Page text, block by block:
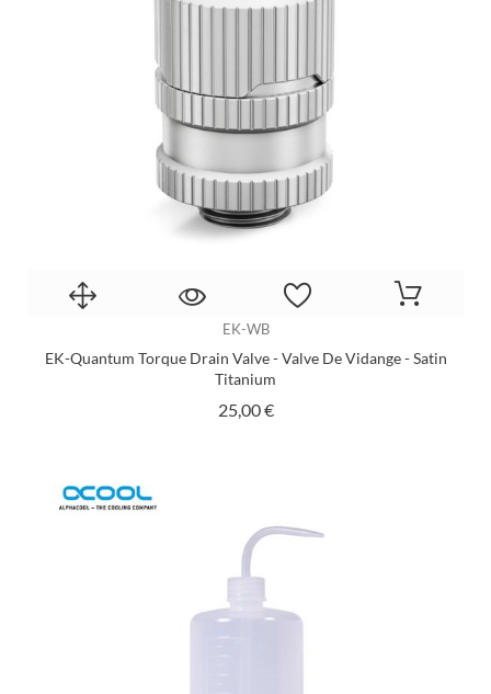
EK-WB
EK-Quantum Torque Drain Valve - Valve De Vidange - Satin
Titanium
25,00 €Prix